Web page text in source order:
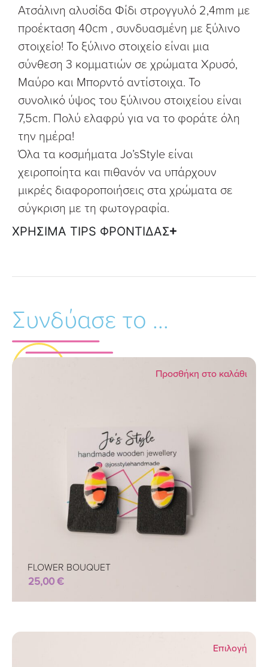
Ατσάλινη αλυσίδα Φίδι στρογγυλό 2,4mm με
προέκταση 40cm , συνδυασμένη με ξύλινο
στοιχείο! Το ξύλινο στοιχείο είναι μια
σύνθεση 3 κομματιών σε χρώματα Χρυσό,
Μαύρο και Μπορντό αντίστοιχα. Το
συνολικό ύψος του ξύλινου στοιχείου είναι
7,5cm. Πολύ ελαφρύ για να το φοράτε όλη
την ημέρα!
Όλα τα κοσμήματα Jo’sStyle είναι
χειροποίητα και πιθανόν να υπάρχουν
μικρές διαφοροποιήσεις στα χρώματα σε
σύγκριση με τη φωτογραφία.
ΧΡΗΣΙΜΑ TIPS ΦΡΟΝΤΙΔΑΣ
Συνδύασε το ...
Προσθήκη στο καλάθι
FLOWER BOUQUET
25,00€
Επιλογή